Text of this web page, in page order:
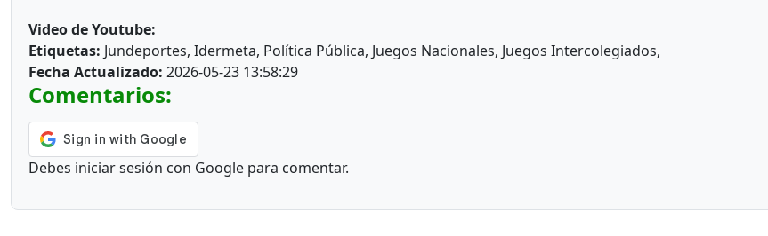
Video de Youtube:
Etiquetas: Jundeportes, Idermeta, Política Pública, Juegos Nacionales, Juegos Intercolegiados,
Fecha Actualizado: 2026-05-23 13:58:29
Comentarios:
Debes iniciar sesión con Google para comentar.